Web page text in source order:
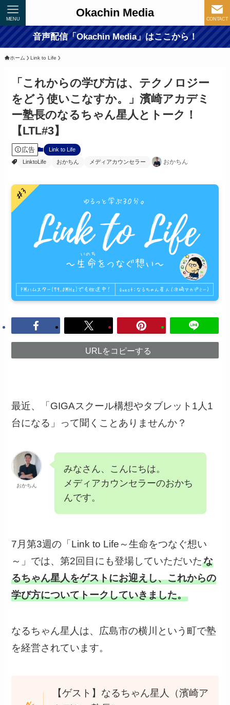
Okachin Media CONTACT
MENU
音声配信「Okachin Media」はここから！
ホーム Link to Life
「これからの学び方は、テクノロジー
をどう使いこなすか。」濱崎アカデミ
ー塾長のなるちゃん星人とトーク！
【LTL#3】
広告
Link to Life
LinktoLife
おかちん メディアカウンセラー おかちん
URLをコピーする
最近、「GIGAスクール構想やタブレット1人1
台になる」って聞くことありませんか？
おかちん
みなさん、こんにちは。
メディアカウンセラーのおかち
んです。
7月第3週の「Link to Life～生命をつなぐ想い
～」では、第2回目にも登場していただいたな
るちゃん星人をゲストにお迎えし、これからの
学び方についてトークしていきました。
なるちゃん星人は、広島市の横川という町で塾
を経営されています。
【ゲスト】なるちゃん星人（濱崎ア